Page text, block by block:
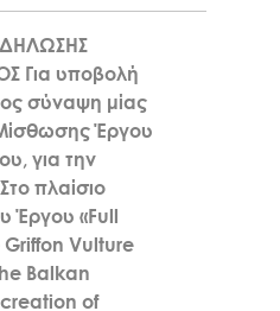
Για υποβολή
σύναψη μίας
Έργου
για την
πλαίσιο
Έργου «Full
Vulture
Balkan
of